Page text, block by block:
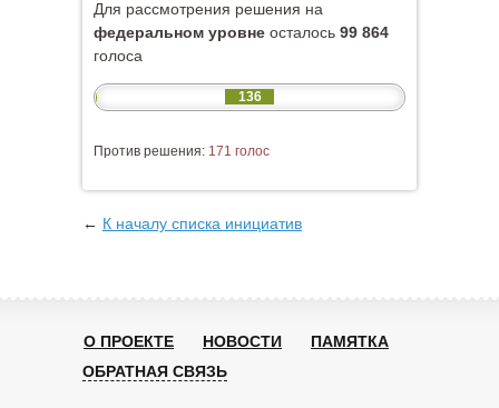
Для рассмотрения решения на
федеральном уровне осталось 99 864
голоса
136
Против решения: 171 голос
← К началу списка инициатив
О ПРОЕКТЕ НОВОСТИ
ПАМЯТКА
ОБРАТНАЯ СВЯЗЬ